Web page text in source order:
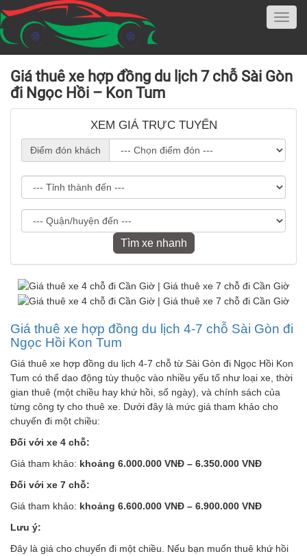
Giá thuê xe hợp đồng du lịch 7 chỗ Sài Gòn
đi Ngọc Hồi – Kon Tum
XEM GIÁ TRỰC TUYẾN
Điểm đón khách
Tìm xe nhanh
Giá thuê xe hợp đồng du lịch 4-7 chỗ Sài Gòn đi
Ngọc Hồi Kon Tum
Giá thuê xe hợp đồng du lịch 4-7 chỗ từ Sài Gòn đi Ngọc Hồi Kon
Tum có thể dao động tùy thuộc vào nhiều yếu tố như loại xe, thời
gian thuê (một chiều hay khứ hồi, số ngày), và chính sách của
từng công ty cho thuê xe. Dưới đây là mức giá tham khảo cho
chuyến đi một chiều:
Đối với xe 4 chỗ:
Giá tham khảo: khoảng 6.000.000 VNĐ – 6.350.000 VNĐ
Đối với xe 7 chỗ:
Giá tham khảo: khoảng 6.600.000 VNĐ – 6.900.000 VNĐ
Lưu ý:
Đây là giá cho chuyến đi một chiều. Nếu bạn muốn thuê khứ hồi